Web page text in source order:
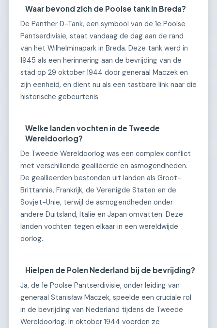
Waar bevond zich de Poolse tank in Breda?
De Panther D-Tank, een symbool van de 1e Poolse
Pantserdivisie, staat vandaag de dag aan de rand
van het Wilhelminapark in Breda. Deze tank werd in
1945 als een herinnering aan de bevrijding van de
stad op 29 oktober 1944 door generaal Maczek en
zijn eenheid, en dient nu als een tastbare link naar die
historische gebeurtenis.
Welke landen vochten in de Tweede
Wereldoorlog?
De Tweede Wereldoorlog was een complex conflict
met verschillende geallieerde en asmogendheden.
De geallieerden bestonden uit landen als Groot-
Brittannië, Frankrijk, de Verenigde Staten en de
Sovjet-Unie, terwijl de asmogendheden onder
andere Duitsland, Italië en Japan omvatten. Deze
landen vochten tegen elkaar in een wereldwijde
oorlog.
Hielpen de Polen Nederland bij de bevrijding?
Ja, de 1e Poolse Pantserdivisie, onder leiding van
generaal Stanisław Maczek, speelde een cruciale rol
in de bevrijding van Nederland tijdens de Tweede
Wereldoorlog. In oktober 1944 voerden ze